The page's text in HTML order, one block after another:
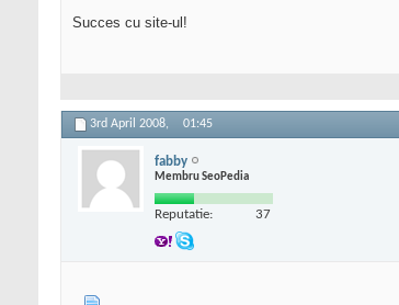
Succes cu site-ul!
3rd April 2008, 01:45
fabby
Membru SeoPedia
Reputatie: 37